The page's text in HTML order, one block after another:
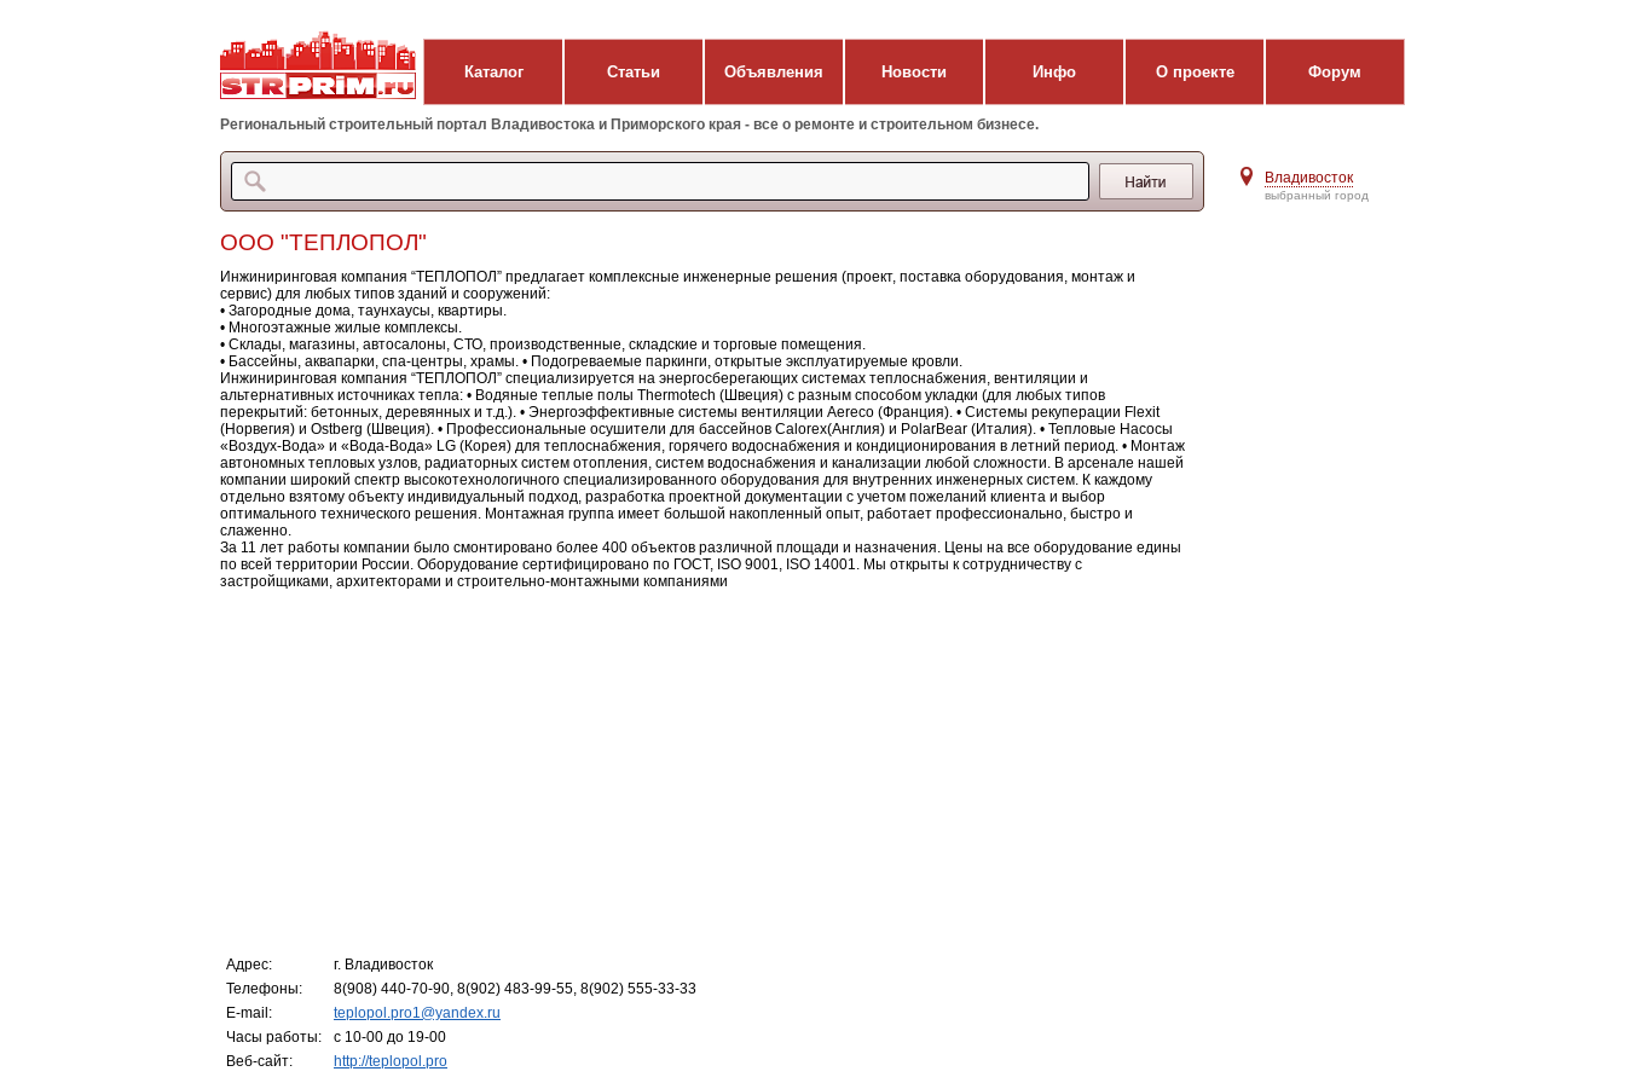
Каталог Статьи Объявления Новости Инфо О проекте Форум
Региональный строительный портал Владивостока и Приморского края - все о ремонте и строительном бизнесе.
Владивосток
выбранный город
ООО "ТЕПЛОПОЛ"
Инжиниринговая компания “ТЕПЛОПОЛ” предлагает комплексные инженерные решения (проект, поставка оборудования, монтаж и
сервис) для любых типов зданий и сооружений:
• Загородные дома, таунхаусы, квартиры.
• Многоэтажные жилые комплексы.
• Склады, магазины, автосалоны, СТО, производственные, складские и торговые помещения.
• Бассейны, аквапарки, спа-центры, храмы. • Подогреваемые паркинги, открытые эксплуатируемые кровли.
Инжиниринговая компания “ТЕПЛОПОЛ” специализируется на энергосберегающих системах теплоснабжения, вентиляции и
альтернативных источниках тепла: • Водяные теплые полы Thermotech (Швеция) с разным способом укладки (для любых типов
перекрытий: бетонных, деревянных и т.д.). • Энергоэффективные системы вентиляции Aereco (Франция). • Системы рекуперации Flexit
(Норвегия) и Ostberg (Швеция). • Профессиональные осушители для бассейнов Calorex(Англия) и PolarBear (Италия). • Тепловые Насосы
«Воздух-Вода» и «Вода-Вода» LG (Корея) для теплоснабжения, горячего водоснабжения и кондиционирования в летний период. • Монтаж
автономных тепловых узлов, радиаторных систем отопления, систем водоснабжения и канализации любой сложности. В арсенале нашей
компании широкий спектр высокотехнологичного специализированного оборудования для внутренних инженерных систем. К каждому
отдельно взятому объекту индивидуальный подход, разработка проектной документации с учетом пожеланий клиента и выбор
оптимального технического решения. Монтажная группа имеет большой накопленный опыт, работает профессионально, быстро и
слаженно.
За 11 лет работы компании было смонтировано более 400 объектов различной площади и назначения. Цены на все оборудование едины
по всей территории России. Оборудование сертифицировано по ГОСТ, ISO 9001, ISO 14001. Мы открыты к сотрудничеству с
застройщиками, архитекторами и строительно-монтажными компаниями
Адрес:
г. Владивосток
Телефоны:
8(908) 440-70-90, 8(902) 483-99-55, 8(902) 555-33-33
E-mail:
teplopol.pro1@yandex.ru
Часы работы:
c 10-00 до 19-00
Веб-сайт:
http://teplopol.pro